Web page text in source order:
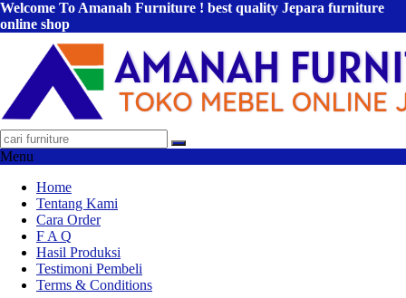
Welcome To Amanah Furniture ! best quality Jepara furniture
online shop
Menu
Home
Tentang Kami
Cara Order
F A Q
Hasil Produksi
Testimoni Pembeli
Terms & Conditions